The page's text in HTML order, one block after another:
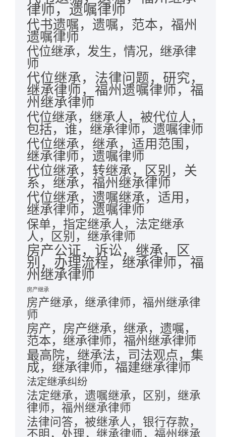
律师，遗嘱律师
代书遗嘱，遗嘱，范本，福州
遗嘱律师
代位继承，发生，情况，继承律
师
代位继承，法律问题，研究，
继承律师，福州遗嘱律师，福
州继承律师
代位继承，继承人，被代位人，
包括，谁，继承律师，遗嘱律师
代位继承，继承，适用范围，
继承律师，遗嘱律师
代位继承，转继承，区别，关
系，继承，福州继承律师
代位继承，遗嘱继承，适用，
继承律师，遗嘱律师
保单，指定继承人，法定继承
人，区别，继承律师
房产公证，诉讼，继承，区
别，办理流程，继承律师，福
州继承律师
房产继承
房产继承，继承律师，福州继承律
师
房产，房产继承，继承，遗嘱，
范本，继承律师，福州继承律师
最高院，继承法，司法观点，集
成，继承律师，福建继承律师
法定继承纠纷
法定继承，遗嘱继承，区别，继承
律师，福州继承律师
法律问答，被继承人，银行存款，
不明，处理，继承律师，福州继承